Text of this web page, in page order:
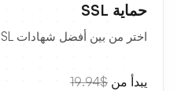
حماية SSL
اختر من بين أفضل شهادات SSL لتأمين بيانات موقعك.
يبدأ من $19.94